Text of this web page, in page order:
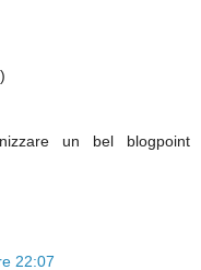
un bel blogpoint
22:07